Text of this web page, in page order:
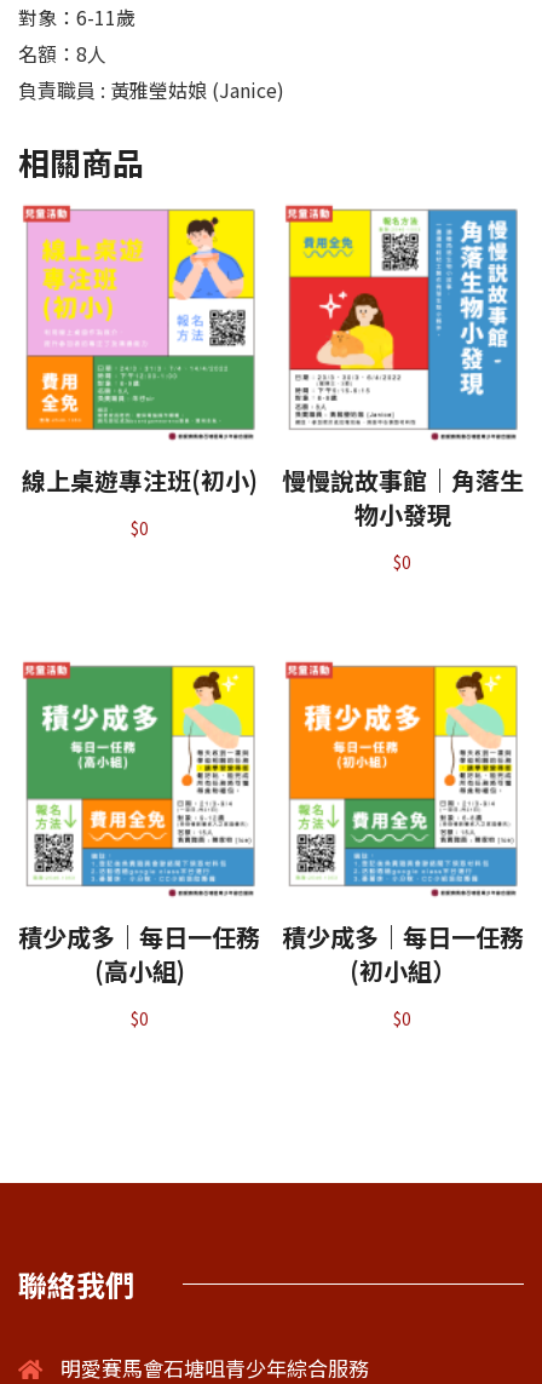
對象： 6-11歲
名額： 8人
負責職員 : 黃雅瑩姑娘 (Janice)
相關商品
線上桌遊專注班(初小)
$0
慢慢說故事館｜角落生
物小發現
$0
積少成多｜每日一任務
(高小組)
$0
積少成多｜每日一任務
(初小組）
$0
聯絡我們
明愛賽馬會石塘咀青少年綜合服務